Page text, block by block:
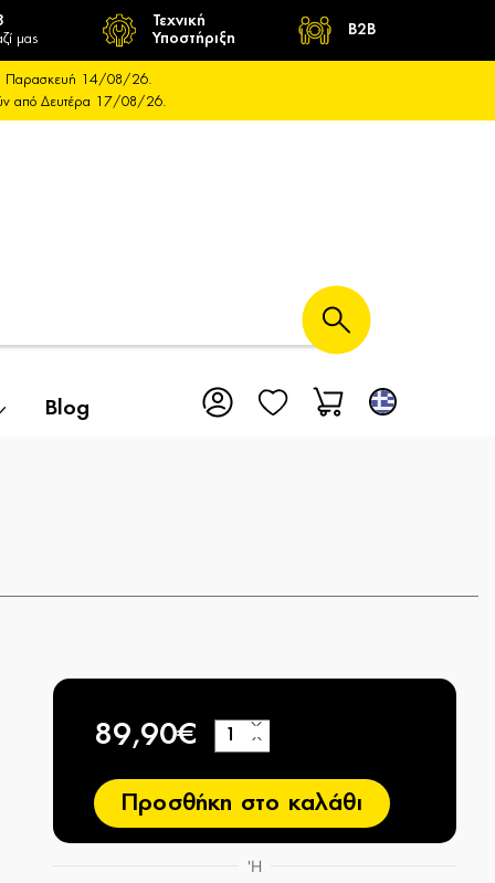
μας
Τεχνική
Υποστήριξη
B2B
Παρασκευή 14/08/26.
από Δευτέρα 17/08/26.
Blog
89,90€ −
+
Προσθήκη στο καλάθι